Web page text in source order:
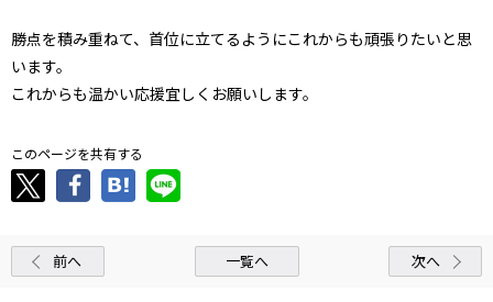
勝点を積み重ねて、首位に立てるようにこれからも頑張りたいと思
います。
これからも温かい応援宜しくお願いします。
このページを共有する
前へ 一覧へ 次へ